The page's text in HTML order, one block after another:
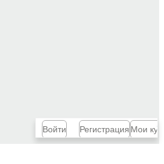
Войти Регистрация Мои